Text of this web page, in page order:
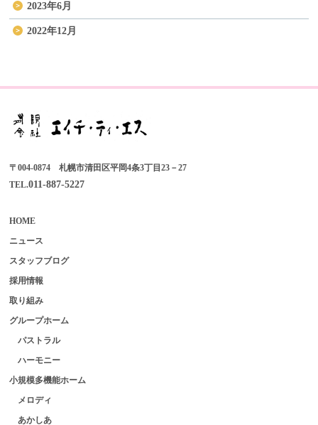
2023年6月
2022年12月
〒004-0874 札幌市清田区平岡4条3丁目23－27
TEL.011-887-5227
HOME
ニュース
スタッフブログ
採用情報
取り組み
グループホーム
パストラル
ハーモニー
小規模多機能ホーム
メロディ
あかしあ